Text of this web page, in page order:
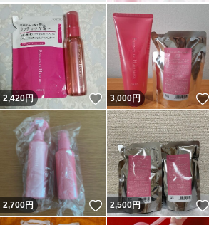
2,420円 いいね！
3,000円
2,700円 いいね！
2,500円